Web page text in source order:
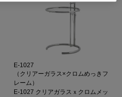
E-1027
（クリアーガラス×クロムめっきフ
レーム）
E-1027 クリアガラスｘクロムメッ